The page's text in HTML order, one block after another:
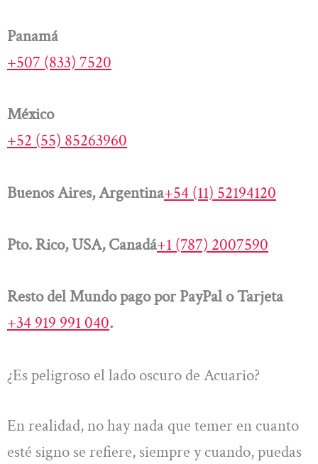
Panamá
+507 (833) 7520
México
+52 (55) 85263960
Buenos Aires, Argentina+54 (11) 52194120
Pto. Rico, USA, Canadá+1 (787) 2007590
Resto del Mundo pago por PayPal o Tarjeta
+34 919 991 040.
¿Es peligroso el lado oscuro de Acuario?
En realidad, no hay nada que temer en cuanto
esté signo se refiere, siempre y cuando, puedas